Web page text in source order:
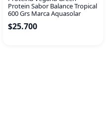
Protein Sabor Balance Tropical
600 Grs Marca Aquasolar
$25.700